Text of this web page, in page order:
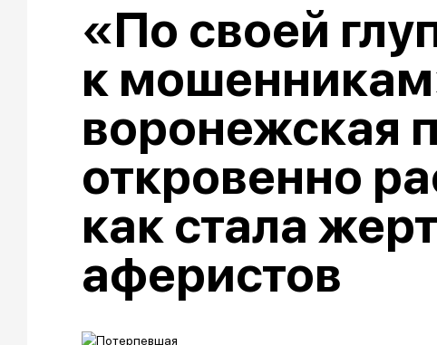
«По своей
к
воронежская
откровенно
как стала
аферистов